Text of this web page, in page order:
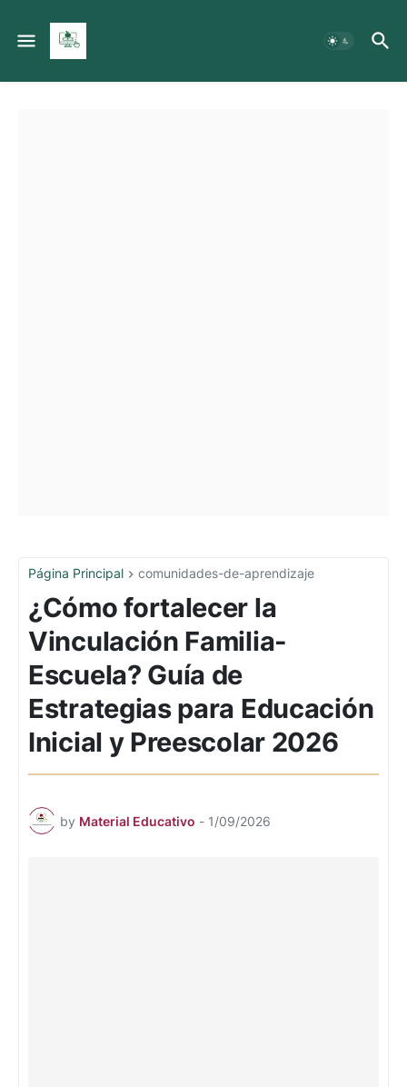
Página Principal comunidades-de-aprendizaje
¿Cómo fortalecer la
Vinculación Familia-
Escuela? Guía de
Estrategias para Educación
Inicial y Preescolar 2026
by Material Educativo - 1/09/2026